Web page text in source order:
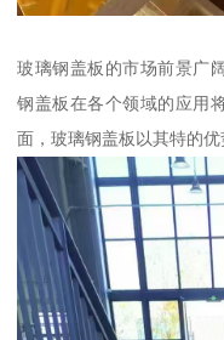
玻璃钢盖板的市场前景广
钢盖板在各个领域的应用
面，玻璃钢盖板以其特的